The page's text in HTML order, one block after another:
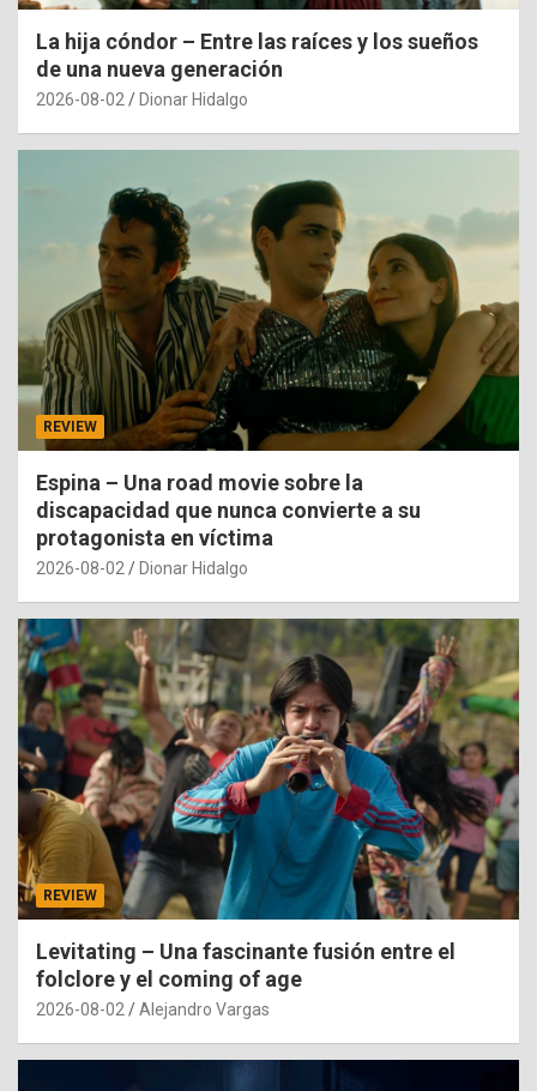
La hija cóndor – Entre las raíces y los sueños
de una nueva generación
2026-08-02 Dionar Hidalgo
REVIEW
Espina – Una road movie sobre la
discapacidad que nunca convierte a su
protagonista en víctima
2026-08-02 Dionar Hidalgo
REVIEW
Levitating – Una fascinante fusión entre el
folclore y el coming of age
2026-08-02 Alejandro Vargas